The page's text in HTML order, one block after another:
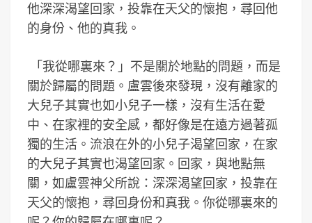
他深深渴望回家，投靠在天父的懷抱，尋回他
的身份、他的真我。
「我從哪裏來？」不是關於地點的問題，而是
關於歸屬的問題。盧雲後來發現，沒有離家的
大兒子其實也如小兒子一樣，沒有生活在愛
中、在家裡的安全感，都好像是在遠方過著孤
獨的生活。流浪在外的小兒子渴望回家，在家
的大兒子其實也渴望回家。回家，與地點無
關，如盧雲神父所說：深深渴望回家，投靠在
天父的懷抱，尋回身份和真我。你從哪裏來的